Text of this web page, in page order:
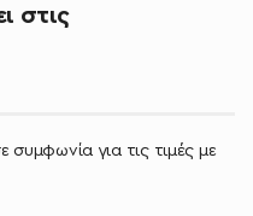
στις
για τις τιμές με